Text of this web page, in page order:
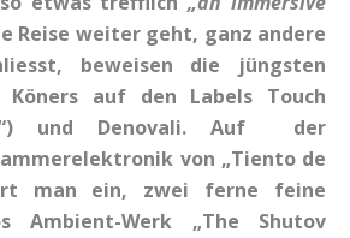
Reise weiter geht, ganz andere
beweisen die jüngsten
Köners auf den Labels Touch
und Denovali. Auf der
von „Tiento de
man ein, zwei ferne feine
Ambient-Werk „The Shutov